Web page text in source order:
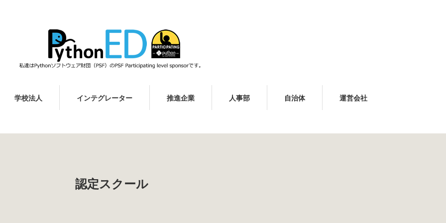
学校法人 インテグレーター 推進企業 人事部 自治体 運営会社
認定スクール